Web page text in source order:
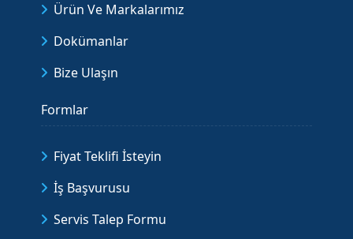
Ürün Ve Markalarımız
Dokümanlar
Bize Ulaşın
Formlar
Fiyat Teklifi İsteyin
İş Başvurusu
Servis Talep Formu